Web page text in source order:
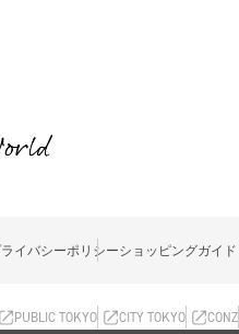
イバシーポリシーショッピングガイド
PUBLIC TOKYO CITY TOKYO CONZ